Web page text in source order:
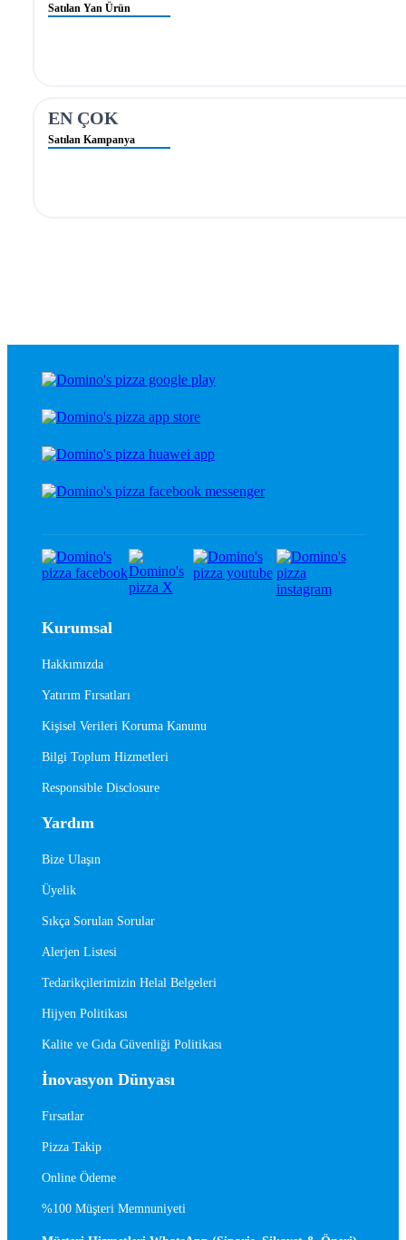
Satılan Yan Ürün
EN ÇOK
Satılan Kampanya
Kurumsal
Hakkımızda
Yatırım Fırsatları
Kişisel Verileri Koruma Kanunu
Bilgi Toplum Hizmetleri
Responsible Disclosure
Yardım
Bize Ulaşın
Üyelik
Sıkça Sorulan Sorular
Alerjen Listesi
Tedarikçilerimizin Helal Belgeleri
Hijyen Politikası
Kalite ve Gıda Güvenliği Politikası
İnovasyon Dünyası
Fırsatlar
Pizza Takip
Online Ödeme
%100 Müşteri Memnuniyeti